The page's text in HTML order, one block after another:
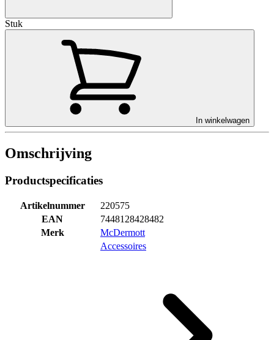
Stuk
In winkelwagen
Omschrijving
Productspecificaties
Artikelnummer
220575
EAN
7448128428482
Merk
McDermott
Accessoires